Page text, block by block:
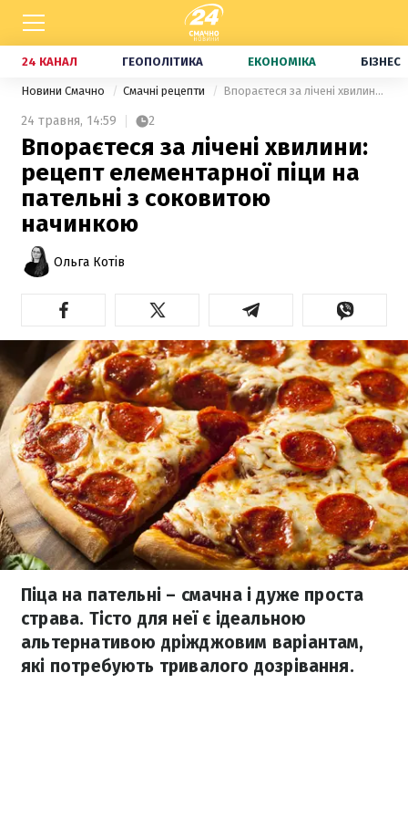
24 КАНАЛ ГЕОПОЛІТИКА ЕКОНОМІКА БІЗНЕС
Новини Смачно Смачні рецепти Впораєтеся за лічені хвилини: рецепт елементарної піци на пательні з соковитою начинкою
24 травня, 14:59 2
Впораєтеся за лічені хвилини:
рецепт елементарної піци на
пательні з соковитою
начинкою
Ольга Котів
Піца на пательні – смачна і дуже проста
страва. Тісто для неї є ідеальною
альтернативою дріжджовим варіантам,
які потребують тривалого дозрівання.